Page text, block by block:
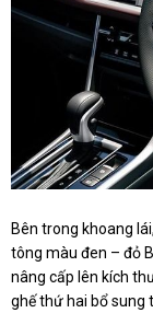
Bên trong khoang
tông màu đen – đỏ
nâng cấp lên kích
ghế thứ hai bổ sung